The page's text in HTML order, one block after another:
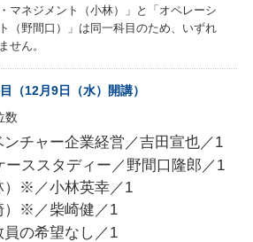
マネジメント（小林）」と「オペレーシ
（野間口）」は同一科目のため、いずれ
せん。
（12月9日（水）開講）
数
チャー企業経営／吉田宣也／1
ーススタディー／野間口隆郎／1
）※／小林英幸／1
）※／柴崎健／1
の希望なし／1